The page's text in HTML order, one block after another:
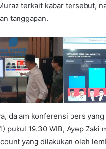
terkait kabar tersebut,
tanggapan.
dalam konferensi pers yang
pukul 19.30 WIB, Ayep Zaki
yang dilakukan oleh